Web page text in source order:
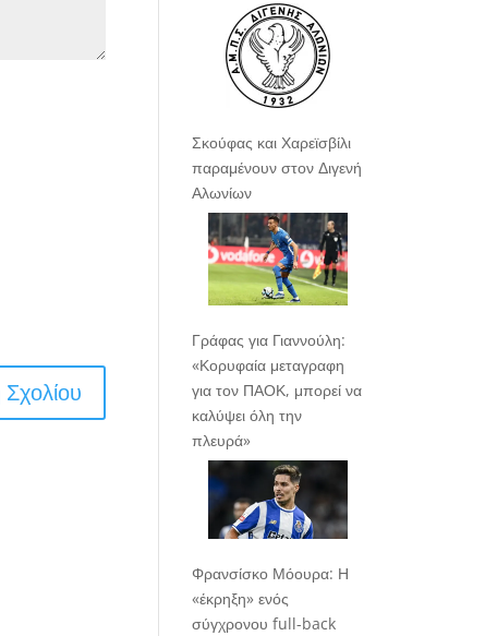
Σκούφας και Χαρεϊσβίλι
παραμένουν στον Διγενή
Αλωνίων
Γράφας για Γιαννούλη:
«Κορυφαία μεταγραφη
για τον ΠΑΟΚ, μπορεί να
καλύψει όλη την
πλευρά»
Φρανσίσκο Μόουρα: Η
«έκρηξη» ενός
σύγχρονου full-back